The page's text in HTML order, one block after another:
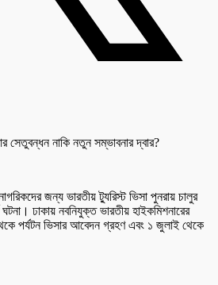
জন্য ভারতীয় ট্যুরিস্ট ভিসা পুনরায় চালুর
ঢাকায় নবনিযুক্ত ভারতীয় হাইকমিশনারের
পর্যটন ভিসার আবেদন গ্রহণ এবং ১ জুলাই থেকে